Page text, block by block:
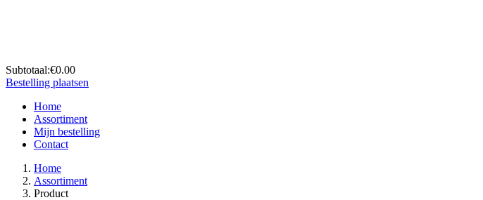
Subtotaal:€0.00
Bestelling plaatsen
Home
Assortiment
Mijn bestelling
Contact
Home
Assortiment
Product